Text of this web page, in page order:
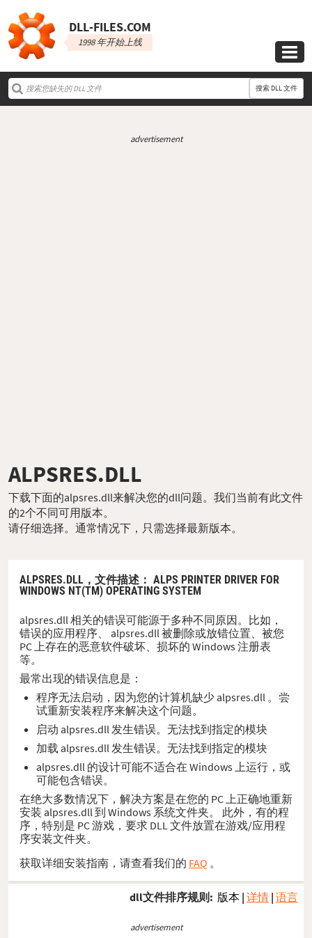
DLL‑FILES.COM
1998 年开始上线

搜索 DLL 文件
advertisement
ALPSRES.DLL
下载下面的alpsres.dll来解决您的dll问题。我们当前有此文件
的2个不同可用版本。
请仔细选择。通常情况下，只需选择最新版本。
ALPSRES.DLL， 文件描述 ： ALPS PRINTER DRIVER FOR
WINDOWS NT(TM) OPERATING SYSTEM
alpsres.dll 相关的错误可能源于多种不同原因。比如，
错误的应用程序、 alpsres.dll 被删除或放错位置、被您
PC 上存在的恶意软件破坏、损坏的 Windows 注册表
等。
最常出现的错误信息是：
程序无法启动，因为您的计算机缺少 alpsres.dll 。尝
试重新安装程序来解决这个问题。
启动 alpsres.dll 发生错误。无法找到指定的模块
加载 alpsres.dll 发生错误。无法找到指定的模块
alpsres.dll 的设计可能不适合在 Windows 上运行，或
可能包含错误。
在绝大多数情况下，解决方案是在您的 PC 上正确地重新
安装 alpsres.dll 到 Windows 系统文件夹。 此外，有的程
序，特别是 PC 游戏，要求 DLL 文件放置在游戏/应用程
序安装文件夹。
获取详细安装指南，请查看我们的 FAQ 。
dll文件排序规则: 版本 | 详情 | 语言
advertisement